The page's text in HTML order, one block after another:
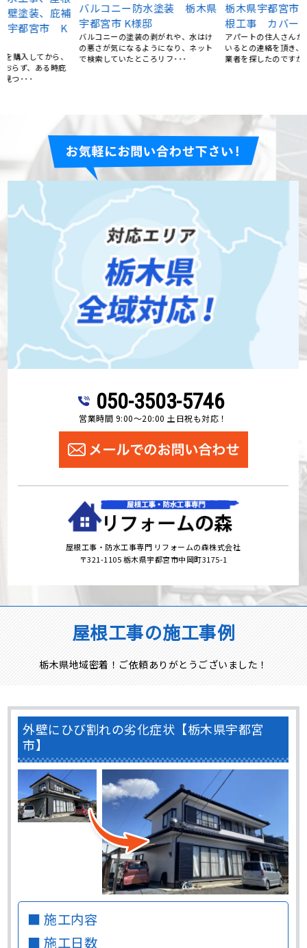
バルコニー防水塗装 栃木県
宇都宮市 K様邸
バルコニーの塗装の剥がれや、水はけ
の悪さが気になるようになり、ネット
で検索していたところリフ･･･
栃木県宇都宮市 アパート屋
根工事 カバー工法
アパートの住人さんから、雨漏りして
いるとの連絡を頂き、慌てて屋根工事
業者を探したのですが、今･･･
050-3503-5746
営業時間 9:00～20:00 土日祝も対応！
屋根工事・防水工事専門 リフォームの森株式会社
〒321-1105 栃木県宇都宮市中岡町3175-1
屋根工事の施工事例
栃木県地域密着！ご依頼ありがとうございました！
外壁にひび割れの劣化症状【栃木県宇都宮
市】
■ 施工内容
■ 施工日数